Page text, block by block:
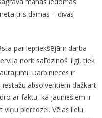
trīs dāmas – divas
par iepriekšējām darba
norit salīdzinoši ilgi, tiek
Darbinieces ir
absolventiem dažkārt
ar faktu, ka jauniešiem ir
viņu pieredzei. Vēlas lielu